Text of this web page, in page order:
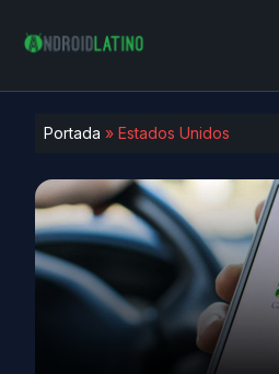
Portada » Estados Unidos